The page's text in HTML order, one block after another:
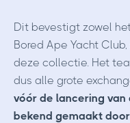
Dit bevestigt zowel
Bored Ape Yacht
deze collectie. Het
dus alle grote
vóór de lancering van
bekend gemaakt